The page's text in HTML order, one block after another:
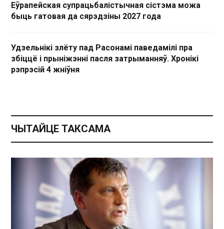
Еўрапейская супрацьбалістычная сістэма можа
быць гатовая да сярэдзіны 2027 года
Удзельнікі злёту пад Расонамі паведамілі пра
збіццё і прыніжэнні пасля затрыманняў. Хронікі
рэпрэсій 4 жніўня
ЧЫТАЙЦЕ ТАКСАМА